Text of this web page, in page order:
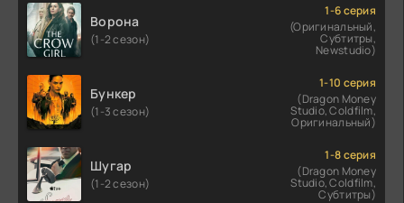
Ворона
(1-2 сезон)
1-6 серия
(Оригинальный,
Субтитры,
Newstudio)
Бункер
(1-3 сезон)
1-10 серия
(Dragon Money
Studio, Coldfilm,
Оригинальный)
Шугар
(1-2 сезон)
1-8 серия
(Dragon Money
Studio, Coldfilm,
Субтитры)